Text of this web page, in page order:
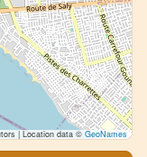
| Location data © GeoNames